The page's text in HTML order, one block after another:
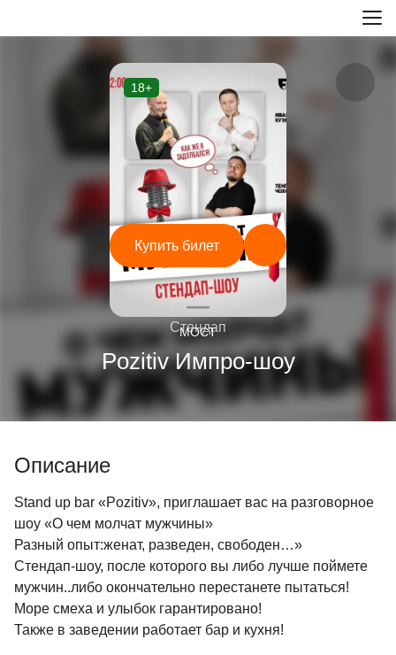
18+
Стендап
Pozitiv Импро-шоу
Купить билет
—
МОСТ
Описание
Stand up bаr «Pozitiv», приглашает вас на разговорное
шоу «О чем молчат мужчины»
Разный опыт:женат, разведен, свободен…»
Стендап-шоу, после которого вы либо лучше поймете
мужчин..либо окончательно перестанете пытаться!
Море смеха и улыбок гарантировано!
Также в заведении работает бар и кухня!